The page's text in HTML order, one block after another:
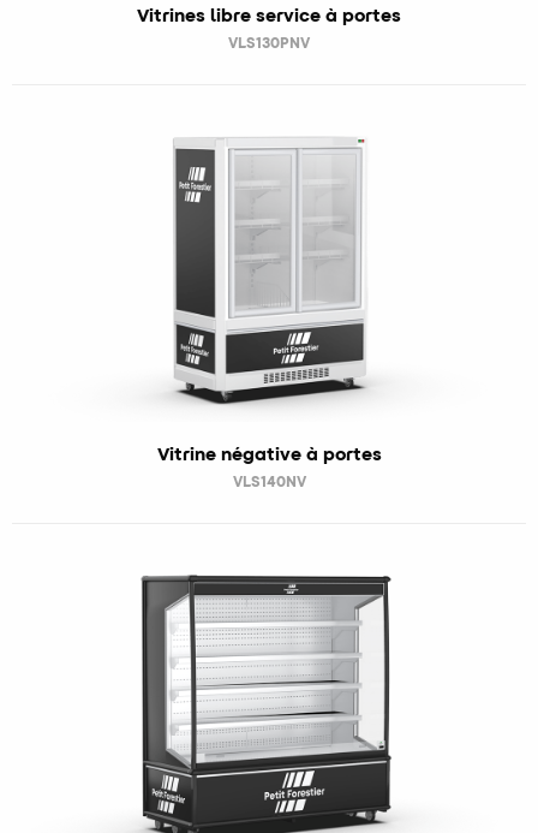
Vitrines libre service à portes
VLS130PNV
Vitrine négative à portes
VLS140NV